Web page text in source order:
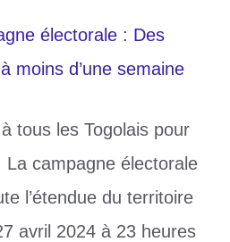
électorale : Des
moins d’une semaine
tous les Togolais pour
campagne électorale
l’étendue du territoire
avril 2024 à 23 heures